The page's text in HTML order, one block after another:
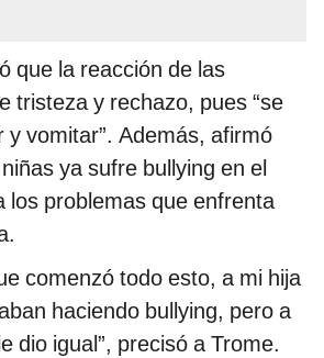
que la reacción de las
tristeza y rechazo, pues “se
y vomitar”. Además, afirmó
ya sufre bullying en el
los problemas que enfrenta
comenzó todo esto, a mi hija
haciendo bullying, pero a
dio igual”, precisó a Trome.